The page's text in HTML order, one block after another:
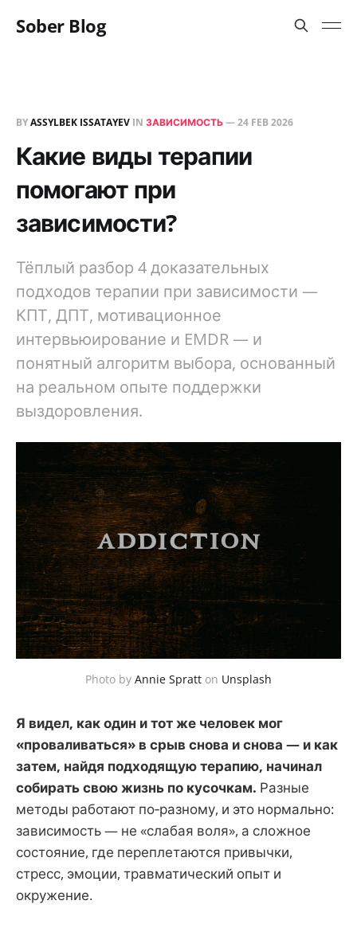
Sober Blog
BYASSYLBEK ISSATAYEV IN ЗАВИСИМОСТЬ—24 FEB 2026
Какие виды терапии
помогают при
зависимости?
Тёплый разбор 4 доказательных
подходов терапии при зависимости —
КПТ, ДПТ, мотивационное
интервьюирование и EMDR — и
понятный алгоритм выбора, основанный
на реальном опыте поддержки
выздоровления.
Photo by Annie Spratt on Unsplash
Я видел, как один и тот же человек мог
«проваливаться» в срыв снова и снова — и как
затем, найдя подходящую терапию, начинал
собирать свою жизнь по кусочкам. Разные
методы работают по‑разному, и это нормально:
зависимость — не «слабая воля», а сложное
состояние, где переплетаются привычки,
стресс, эмоции, травматический опыт и
окружение.